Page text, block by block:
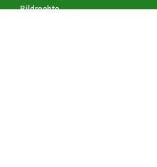
Bildrechte